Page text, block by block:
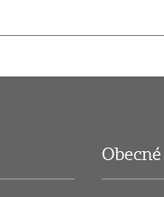
Obecné